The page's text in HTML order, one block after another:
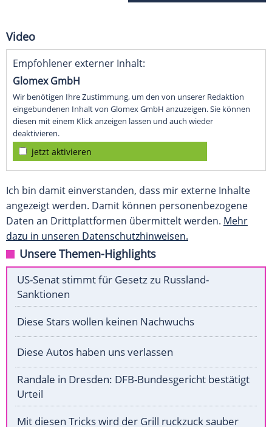
Video
Empfohlener externer Inhalt:
Glomex GmbH
Wir benötigen Ihre Zustimmung, um den von unserer Redaktion
eingebundenen Inhalt von Glomex GmbH anzuzeigen. Sie können
diesen mit einem Klick anzeigen lassen und auch wieder
deaktivieren.
jetzt aktivieren
Ich bin damit einverstanden, dass mir externe Inhalte
angezeigt werden. Damit können personenbezogene
Daten an Drittplattformen übermittelt werden. Mehr
dazu in unseren Datenschutzhinweisen.
Unsere Themen-Highlights
US-Senat stimmt für Gesetz zu Russland-
Sanktionen
Diese Stars wollen keinen Nachwuchs
Diese Autos haben uns verlassen
Randale in Dresden: DFB-Bundesgericht bestätigt
Urteil
Mit diesen Tricks wird der Grill ruckzuck sauber